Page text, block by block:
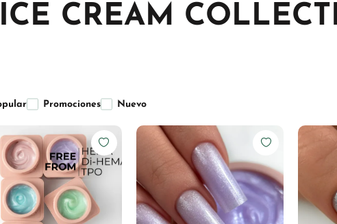
CREAM
Promociones Nuevo